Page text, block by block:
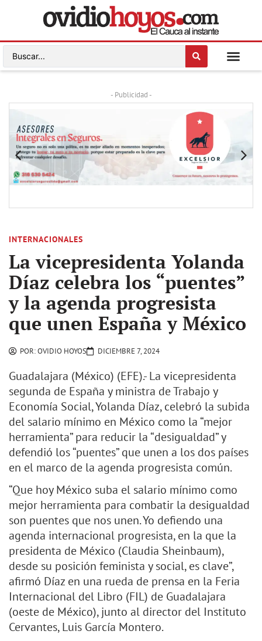
- Publicidad -
INTERNACIONALES
La vicepresidenta Yolanda
Díaz celebra los “puentes”
y la agenda progresista
que unen España y México
POR:OVIDIO HOYOS DICIEMBRE 7, 2024
Guadalajara (México) (EFE).- La vicepresidenta
segunda de España y ministra de Trabajo y
Economía Social, Yolanda Díaz, celebró la subida
del salario mínimo en México como la “mejor
herramienta” para reducir la “desigualdad” y
defendió los “puentes” que unen a los dos países
en el marco de la agenda progresista común.
“Que hoy México suba el salario mínimo como
mejor herramienta para combatir la desigualdad
son puentes que nos unen. Yo defiendo una
agenda internacional progresista, en la que la
presidenta de México (Claudia Sheinbaum),
desde su posición feminista y social, es clave”,
afirmó Díaz en una rueda de prensa en la Feria
Internacional del Libro (FIL) de Guadalajara
(oeste de México), junto al director del Instituto
Cervantes, Luis García Montero.